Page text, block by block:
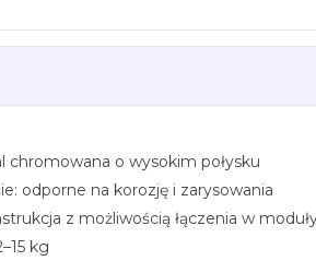
chromowana o wysokim połysku
odporne na korozję i zarysowania
z możliwością łączenia w
kg